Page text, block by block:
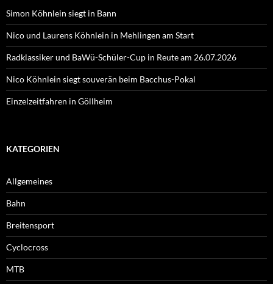
Simon Köhnlein siegt in Bann
Nico und Laurens Köhnlein in Mehlingen am Start
Radklassiker und BaWü-Schüler-Cup in Reute am 26.07.2026
Nico Köhnlein siegt souverän beim Bacchus-Pokal
Einzelzeitfahren in Göllheim
KATEGORIEN
Allgemeines
Bahn
Breitensport
Cyclocross
MTB